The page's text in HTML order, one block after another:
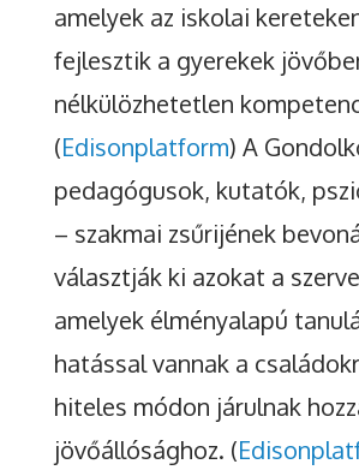
amelyek az iskolai
fejlesztik a gyerekek
nélkülözhetetlen
(Edisonplatform) A
pedagógusok, kutatók,
– szakmai zsűrijének
választják ki azokat a
amelyek élményalapú
hatással vannak a
hiteles módon járulnak
jövőállósághoz. (